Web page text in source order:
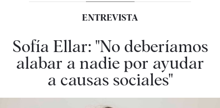
ENTREVISTA
Sofía Ellar: "No deberíamos
alabar a nadie por ayudar
a causas sociales"